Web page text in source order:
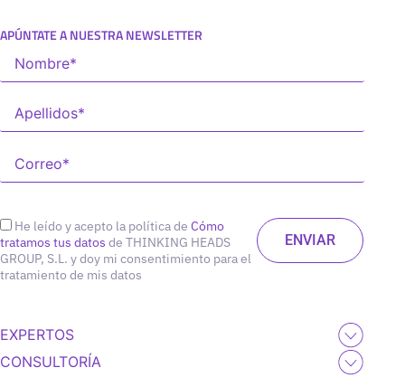
APÚNTATE A NUESTRA NEWSLETTER
He leído y acepto la política de Cómo
tratamos tus datos de THINKING HEADS
GROUP, S.L. y doy mi consentimiento para el
tratamiento de mis datos
EXPERTOS
CONSULTORÍA